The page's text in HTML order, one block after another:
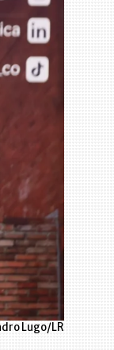
Lugo/LR